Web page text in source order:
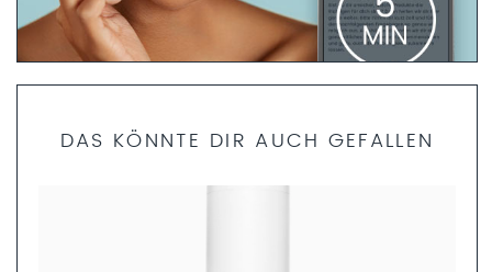
PRODUKTFINDER FRAGEBOGEN
Bist du dir unsicher, welche Produkte die richtigen für dich
weiter. Nimm dir nur 5 Minuten Zeit und fülle den
DAS KÖNNTE DIR AUCH GEFALLEN